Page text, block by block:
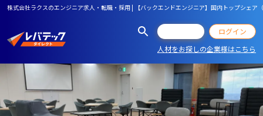
株式会社ラクスのエンジニア求人・転職・採用 | 【バックエンドエンジニア】国内トップシ
ログイン
人材をお探しの企業様はこちら